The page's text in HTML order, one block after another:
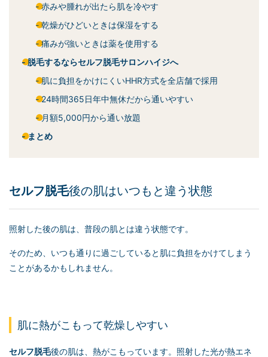
赤みや腫れが出たら肌を冷やす
乾燥がひどいときは保湿をする
痛みが強いときは薬を使用する
脱毛するならセルフ脱毛サロンハイジへ
肌に負担をかけにくいHHR方式を全店舗で採用
24時間365日年中無休だから通いやすい
月額5,000円から通い放題
まとめ
セルフ脱毛後の肌はいつもと違う状態
照射した後の肌は、普段の肌とは違う状態です。
そのため、いつも通りに過ごしていると肌に負担をかけてしまう
ことがあるかもしれません。
肌に熱がこもって乾燥しやすい
セルフ脱毛後の肌は、熱がこもっています。照射した光が熱エネ